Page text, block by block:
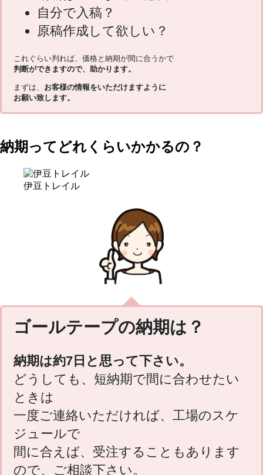
自分で入稿？
原稿作成して欲しい？
これぐらい判れば、価格と納期が間に合うかで
判断ができますので、助かります。
まずは、 お客様の情報をいただけますように
お願い致します。
納期ってどれくらいかかるの？
伊豆トレイル
ゴールテープの納期は？
納期は約7日と思って下さい。
どうしても、短納期で間に合わせたい
ときは
一度ご連絡いただければ、工場のスケ
ジュールで
間に合えば、受注することもあります
ので、ご相談下さい。